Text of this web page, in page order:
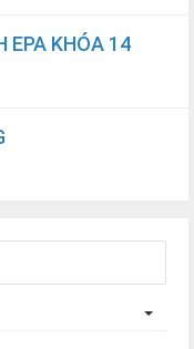
EPA KHÓA 14